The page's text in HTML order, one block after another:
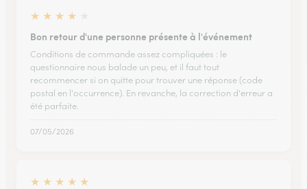
★ ★ ★ ★
Bon retour d'une personne présente à l'événement
Conditions de commande assez compliquées : le
questionnaire nous balade un peu, et il faut tout
recommencer si on quitte pour trouver une réponse (code
postal en l'occurrence). En revanche, la correction d'erreur a
été parfaite.
07/05/2026
★ ★ ★ ★ ★